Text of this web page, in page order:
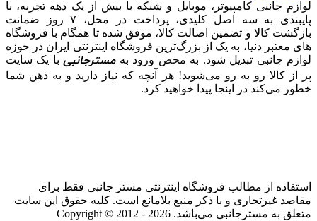
لوازم جانبی کامپیوتر، موبایل و شبکه با بیش از یک دهه تجربه، با
پایبندی به سه اصل کلیدی، پرداخت در محل، ۷ روز ضمانت
بازگشت کالا و تضمین اصالت کالا، موفق شده تا همگام با فروشگاه‌
های معتبر دنیا، به یک از بزرگ‌ترین فروشگاه اینترنتی ایران در حوزه
لوازم جانبی تبدیل شود. به محض ورود بهمسترجانبی با یک سایت
پر از کالا رو به رو می‌شوید! هر آنچه که نیاز دارید و به ذهن شما
خطور می‌کند در اینجا پیدا خواهید کرد.
استفاده از مطالب فروشگاه اینترنتی مستر جانبی فقط برای
مقاصد غیرتجاری و با ذکر منبع بلامانع است. کلیه حقوق این سایت
متعلق به مسترجانبی می‌باشد. Copyright © 2012 - 2026